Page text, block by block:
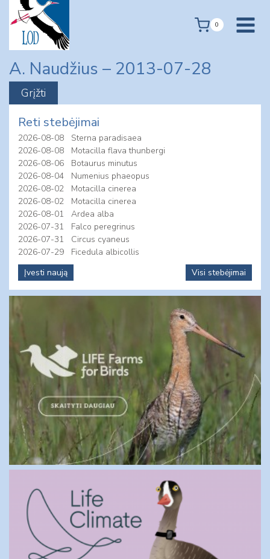
content
0
A. Naudžius – 2013-07-28
Reti stebėjimai
2026-08-08
Sterna paradisaea
2026-08-08
Motacilla flava thunbergi
2026-08-06
Botaurus minutus
2026-08-04
Numenius phaeopus
2026-08-02
Motacilla cinerea
2026-08-02
Motacilla cinerea
2026-08-01
Ardea alba
2026-07-31
Falco peregrinus
2026-07-31
Circus cyaneus
2026-07-29
Ficedula albicollis
Įvesti naują
Visi stebėjimai